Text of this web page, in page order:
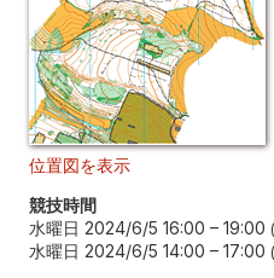
位置図を表示
競技時間
水曜日 2024/6/5 16:00 – 19:00
水曜日 2024/6/5 14:00 – 17:00